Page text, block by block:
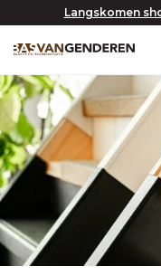
Langskomen